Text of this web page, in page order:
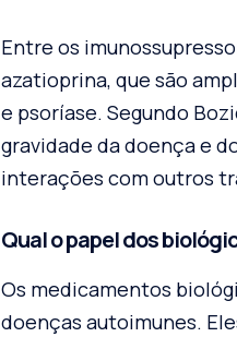
Entre os
azatioprina, que são
e psoríase. Segundo
gravidade da doença e
interações com outros
Qual o papel dos
Os medicamentos
doenças autoimunes.